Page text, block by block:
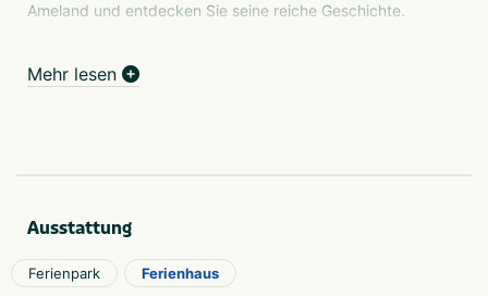
Ameland und entdecken Sie seine reiche Geschichte.
unbeschwerten
Mehr lesen
Ausstattung
Ferienpark Ferienhaus